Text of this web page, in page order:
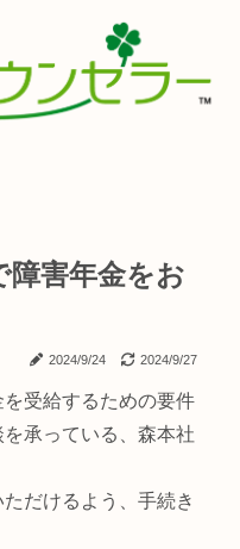
障害年金をお
2024/9/24 2024/9/27
受給するための要件
承っている、森本社
だけるよう、手続き